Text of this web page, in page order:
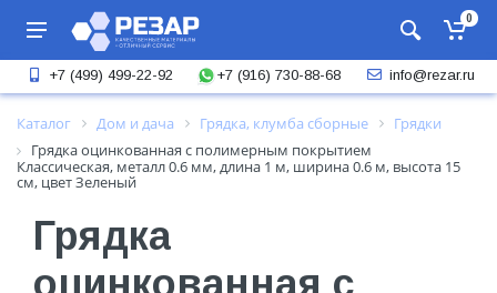
0
+7 (499) 499-22-92 +7 (916) 730-88-68 info@rezar.ru
Каталог Дом и дача Грядка, клумба сборные
Грядки
Грядка оцинкованная с полимерным покрытием
Классическая, металл 0.6 мм, длина 1 м, ширина 0.6 м, высота 15
см, цвет Зеленый
Грядка
оцинкованная с